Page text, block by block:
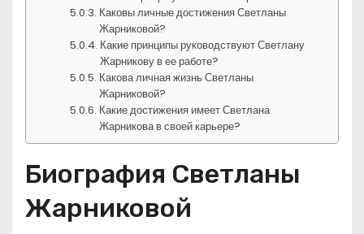
Каковы личные достижения Светланы
Жарниковой?
Какие принципы руководствуют Светлану
Жарникову в ее работе?
Какова личная жизнь Светланы
Жарниковой?
Какие достижения имеет Светлана
Жарникова в своей карьере?
Биография Светланы
Жарниковой